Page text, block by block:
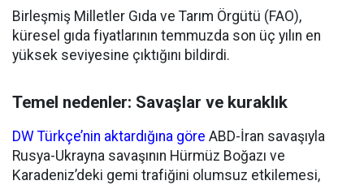
Birleşmiş Milletler Gıda ve Tarım Örgütü (FAO),
küresel gıda fiyatlarının temmuzda son üç yılın en
yüksek seviyesine çıktığını bildirdi.
Temel nedenler: Savaşlar ve kuraklık
DW Türkçe’nin aktardığına göre ABD-İran savaşıyla
Rusya-Ukrayna savaşının Hürmüz Boğazı ve
Karadeniz’deki gemi trafiğini olumsuz etkilemesi,